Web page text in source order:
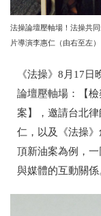
法操論壇壓軸場！法操共
片導演李惠仁（由右至左
《法操》8月17
論壇壓軸場：【
案】，邀請台北
仁，以及《法操
頂新油案為例，
與媒體的互動關係